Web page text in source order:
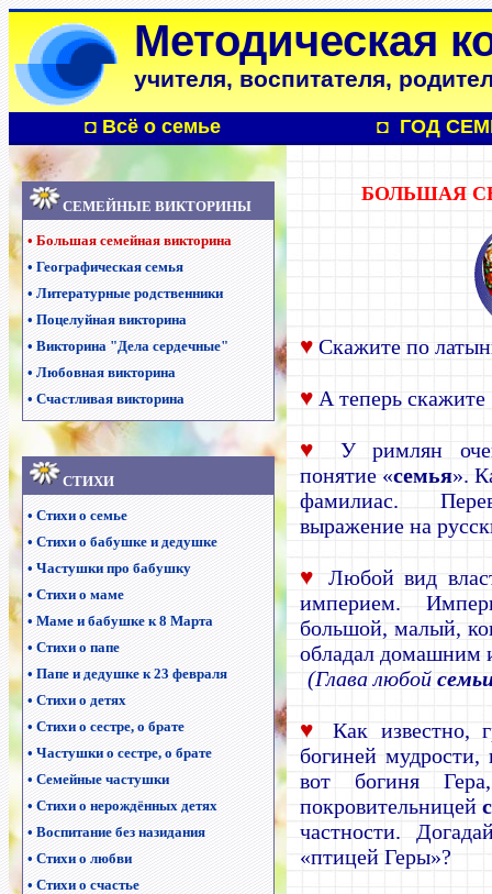
Методическая
учителя, воспитателя,
◘ Всё о семье ◘ ГОД
СЕМЕЙНЫЕ ВИКТОРИНЫ
• Большая семейная викторина
• Географическая семья
• Литературные родственники
• Поцелуйная викторина
• Викторина "Дела сердечные"
• Любовная викторина
• Счастливая викторина
СТИХИ
• Стихи о семье
• Стихи о бабушке и дедушке
• Частушки про бабушку
• Стихи о маме
• Маме и бабушке к 8 Марта
• Стихи о папе
• Папе и дедушке к 23 февраля
• Стихи о детях
• Стихи о сестре, о брате
• Частушки о сестре, о брате
• Семейные частушки
• Стихи о нерождённых детях
• Воспитание без назидания
• Стихи о любви
• Стихи о счастье
БОЛЬШАЯ
♥ Скажите по
♥ А теперь скажите
♥
У римлян
понятие «семья».
фамилиас.
выражение на
♥
Любой вид
империем.
большой, малый,
обладал домашним
(Глава любой
♥
Как известно,
богиней мудрости,
вот богиня
покровительницей
частности.
«птицей Геры»?